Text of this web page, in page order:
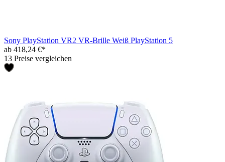
Sony PlayStation VR2 VR-Brille Weiß PlayStation 5
ab 418,24 €*
13 Preise vergleichen